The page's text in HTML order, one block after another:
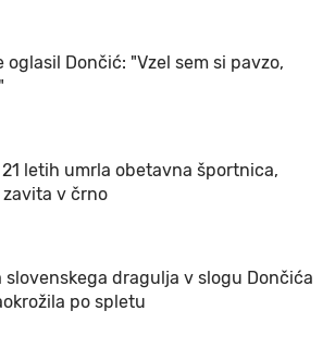
oglasil Dončić: "Vzel sem si pavzo,
21 letih umrla obetavna športnica,
v črno
slovenskega dragulja v slogu Dončića
po spletu